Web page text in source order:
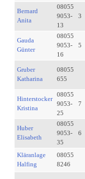
Bernard
Anita
08055
9053-
13
3
Gauda
Günter
08055
9053-
16
5
Gruber
Katharina
08055
655
Hinterstocker
Kristina
08055
9053-
25
7
Huber
Elisabeth
08055
9053-
35
6
Kläranlage
Halfing
08055
8246